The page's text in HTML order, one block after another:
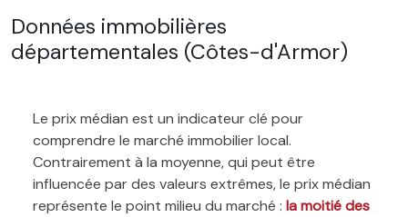
Données immobilières
départementales (Côtes-d'Armor)
Le prix médian est un indicateur clé pour
comprendre le marché immobilier local.
Contrairement à la moyenne, qui peut être
influencée par des valeurs extrêmes, le prix médian
représente le point milieu du marché : la moitié des